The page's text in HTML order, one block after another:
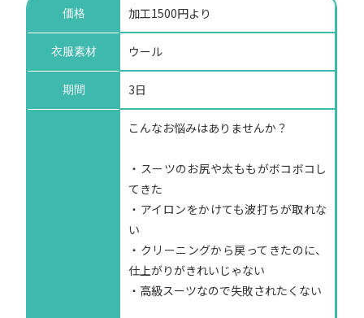
価格 加工1500円より
衣服素材 ウール
期間 3日
こんなお悩みはありませんか？
・スーツのお尻や太ももがボコボコし
てきた
・アイロンをかけても波打ちが取れな
い
・クリーニングから戻ってきたのに、
仕上がりがきれいじゃない
・高級スーツなので失敗されたくない